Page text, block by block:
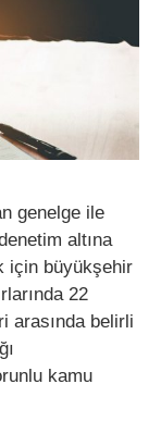
genelge ile
altına
için büyükşehir
22
arasında belirli
kamu